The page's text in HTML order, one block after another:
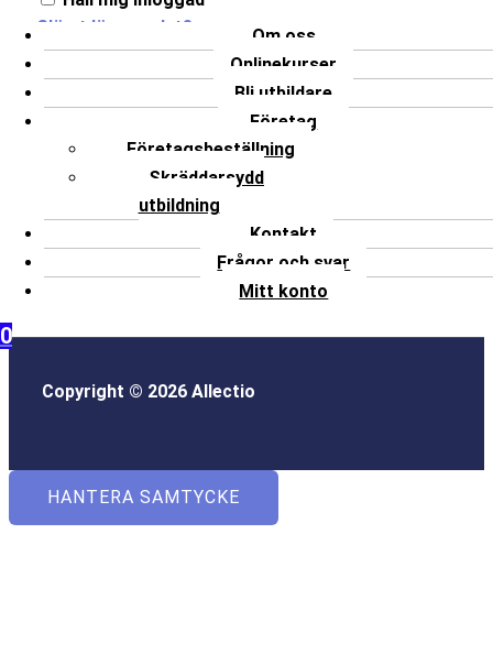
Om oss
Onlinekurser
Bli utbildare
Företag
Företagsbeställning
Skräddarsydd
utbildning
Kontakt
Frågor och svar
Mitt konto
0
Glömt lösenordet?
Har du inget konto?Registrera dig
Copyright © 2026 Allectio
HANTERA SAMTYCKE